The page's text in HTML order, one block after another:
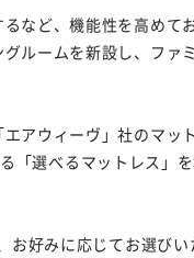
など、機能性を高めて
ルームを新設し、ファミ
アウィーヴ」社のマット
「選べるマットレス」
お好みに応じてお選びい